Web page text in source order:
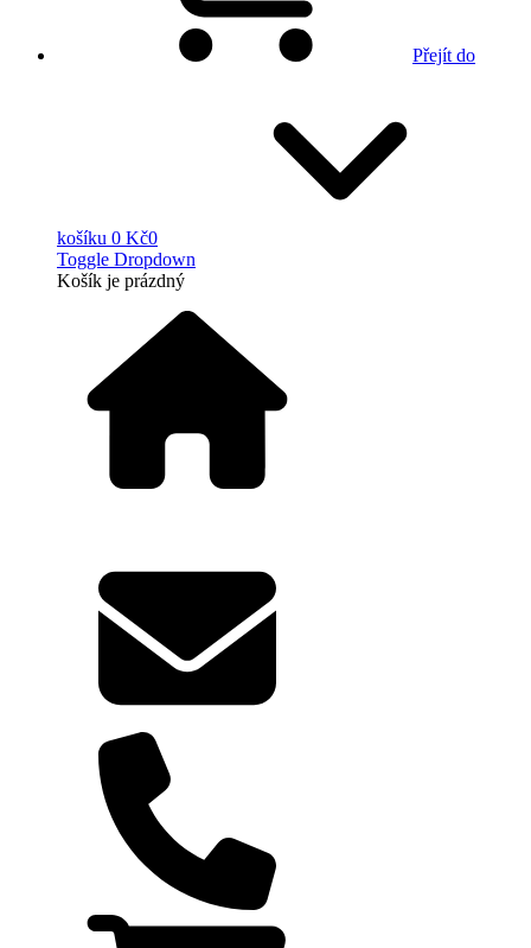
Přejít do
košíku 0 Kč0
Toggle Dropdown
Košík je prázdný